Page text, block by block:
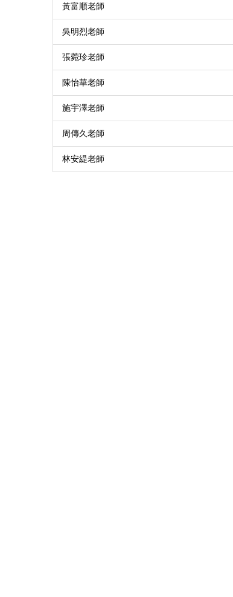
黃富順老師
吳明烈老師
張菀珍老師
陳怡華老師
施宇澤老師
周傳久老師
林安緹老師